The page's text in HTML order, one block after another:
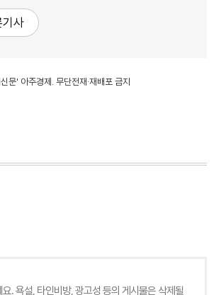
기사
문' 아주경제. 무단전재·재배포 금지